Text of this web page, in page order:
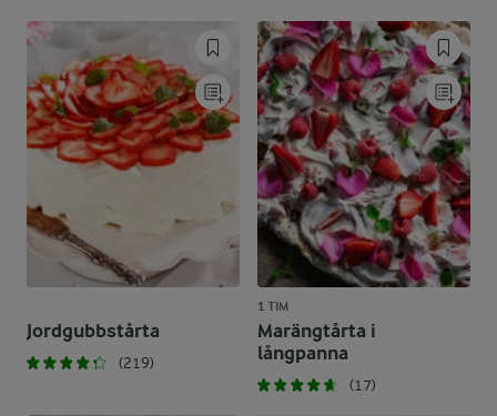
Jordgubbstårta
(219)
1 TIM
Marängtårta i
långpanna
(17)